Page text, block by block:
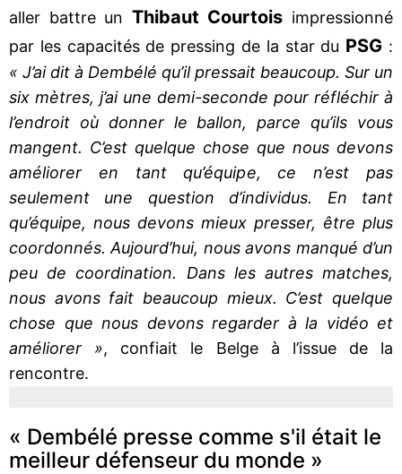
aller battre un Thibaut Courtois impressionné
par les capacités de pressing de la star du PSG :
« J’ai dit à Dembélé qu’il pressait beaucoup. Sur un
six mètres, j’ai une demi-seconde pour réfléchir à
l’endroit où donner le ballon, parce qu’ils vous
mangent. C’est quelque chose que nous devons
améliorer en tant qu’équipe, ce n’est pas
seulement une question d’individus. En tant
qu’équipe, nous devons mieux presser, être plus
coordonnés. Aujourd’hui, nous avons manqué d’un
peu de coordination. Dans les autres matches,
nous avons fait beaucoup mieux. C’est quelque
chose que nous devons regarder à la vidéo et
améliorer », confiait le Belge à l’issue de la
rencontre.
« Dembélé presse comme s'il était le
meilleur défenseur du monde »